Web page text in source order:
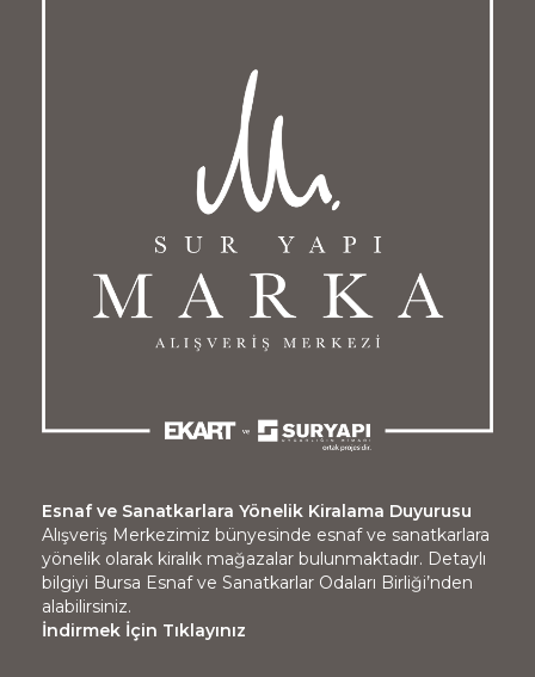
Esnaf ve Sanatkarlara Yönelik Kiralama Duyurusu
Alışveriş Merkezimiz bünyesinde esnaf ve sanatkarlara
yönelik olarak kiralık mağazalar bulunmaktadır. Detaylı
bilgiyi Bursa Esnaf ve Sanatkarlar Odaları Birliği’nden
alabilirsiniz.
İndirmek İçin Tıklayınız